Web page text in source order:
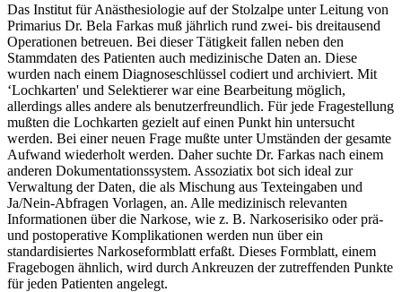
Das Institut für Anästhesiologie auf der Stolzalpe unter Leitung von
Primarius Dr. Bela Farkas muß jährlich rund zwei- bis dreitausend
Operationen betreuen. Bei dieser Tätigkeit fallen neben den
Stammdaten des Patienten auch medizinische Daten an. Diese
wurden nach einem Diagnoseschlüssel codiert und archiviert. Mit
‘Lochkarten' und Selektierer war eine Bearbeitung möglich,
allerdings alles andere als benutzerfreundlich. Für jede Fragestellung
mußten die Lochkarten gezielt auf einen Punkt hin untersucht
werden. Bei einer neuen Frage mußte unter Umständen der gesamte
Aufwand wiederholt werden. Daher suchte Dr. Farkas nach einem
anderen Dokumentationssystem. Assoziatix bot sich ideal zur
Verwaltung der Daten, die als Mischung aus Texteingaben und
Ja/Nein-Abfragen Vorlagen, an. Alle medizinisch relevanten
Informationen über die Narkose, wie z. B. Narkoserisiko oder prä-
und postoperative Komplikationen werden nun über ein
standardisiertes Narkoseformblatt erfaßt. Dieses Formblatt, einem
Fragebogen ähnlich, wird durch Ankreuzen der zutreffenden Punkte
für jeden Patienten angelegt.